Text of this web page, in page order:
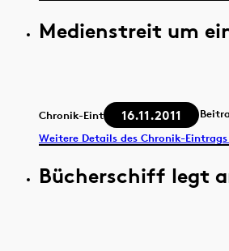
Medienstreit um
Chronik-Eintrag 16.11.2011
Weitere Details des Chronik-
Bücherschiff legt